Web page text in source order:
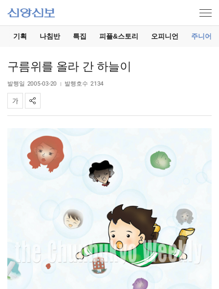
기획 나침반 특집 피플&스토리 오피니언 주니어
구름위를 올라 간 하늘이
발행일 2005-03-20 발행호수 2134